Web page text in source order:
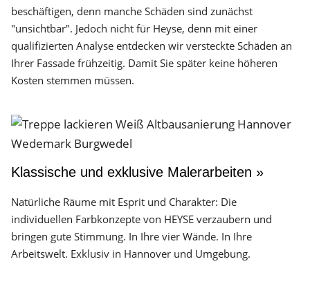
beschäftigen, denn manche Schäden sind zunächst
"unsichtbar". Jedoch nicht für Heyse, denn mit einer
qualifizierten Analyse entdecken wir versteckte Schäden an
Ihrer Fassade frühzeitig. Damit Sie später keine höheren
Kosten stemmen müssen.
Klassische und exklusive Malerarbeiten »
Natürliche Räume mit Esprit und Charakter: Die
individuellen Farbkonzepte von HEYSE verzaubern und
bringen gute Stimmung. In Ihre vier Wände. In Ihre
Arbeitswelt. Exklusiv in Hannover und Umgebung.